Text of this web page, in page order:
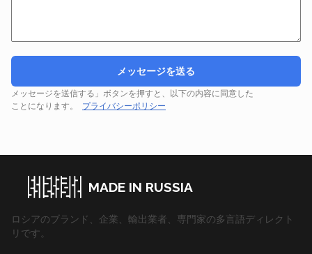
メッセージを送る
メッセージを送信する」ボタンを押すと、以下の内容に同意した
ことになります。
プライバシーポリシー
MADE IN RUSSIA
ロシアのブランド、企業、輸出業者、専門家の多言語ディレクト
リです。